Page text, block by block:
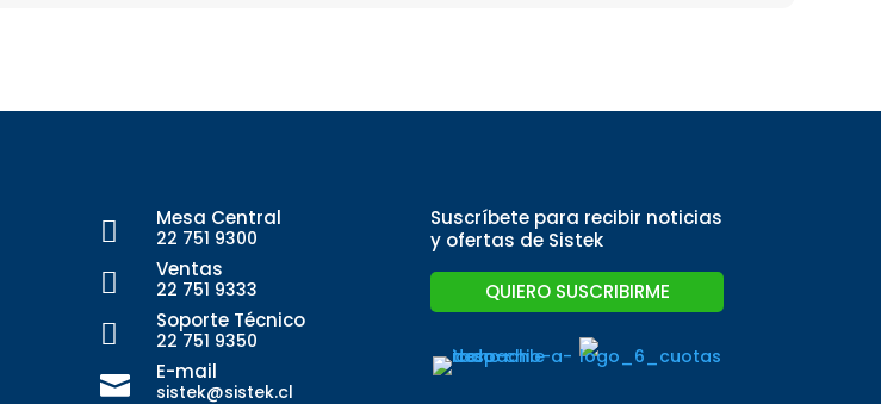
 Mesa Central
22 751 9300
 Ventas
22 751 9333
 Soporte Técnico
22 751 9350
 E-mail
sistek@sistek.cl
Suscríbete para recibir noticias
y ofertas de Sistek
QUIERO SUSCRIBIRME